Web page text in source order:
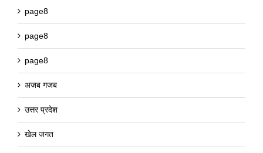
page8
page8
page8
अजब गजब
उत्तर प्रदेश
खेल जगत